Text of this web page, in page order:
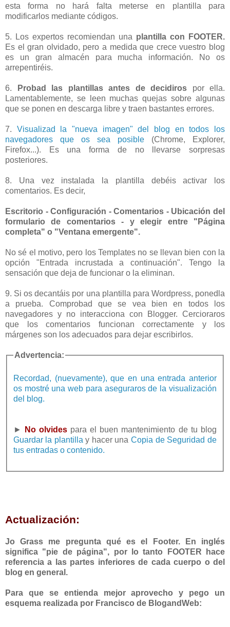
esta forma no hará falta meterse en plantilla para
modificarlos mediante códigos.
5. Los expertos recomiendan una plantilla con FOOTER.
Es el gran olvidado, pero a medida que crece vuestro blog
es un gran almacén para mucha información. No os
arrepentiréis.
6. Probad las plantillas antes de decidiros por ella.
Lamentablemente, se leen muchas quejas sobre algunas
que se ponen en descarga libre y traen bastantes errores.
7. Visualizad la "nueva imagen" del blog en todos los
navegadores que os sea posible (Chrome, Explorer,
Firefox...). Es una forma de no llevarse sorpresas
posteriores.
8. Una vez instalada la plantilla debéis activar los
comentarios. Es decir,
Escritorio - Configuración - Comentarios - Ubicación del
formulario de comentarios - y elegir entre "Página
completa" o "Ventana emergente".
No sé el motivo, pero los Templates no se llevan bien con la
opción "Entrada incrustada a continuación". Tengo la
sensación que deja de funcionar o la eliminan.
9. Si os decantáis por una plantilla para Wordpress, ponedla
a prueba. Comprobad que se vea bien en todos los
navegadores y no interacciona con Blogger. Cercioraros
que los comentarios funcionan correctamente y los
márgenes son los adecuados para dejar escribirlos.
Advertencia:
Recordad, (nuevamente), que en una entrada anterior
os mostré una web para aseguraros de la visualización
del blog.
► No olvidespara el buen mantenimiento de tu blog
Guardar la plantilla y hacer una Copia de Seguridad de
tus entradas o contenido.
Actualización:
Jo Grass me pregunta qué es el Footer. En inglés
significa "pie de página", por lo tanto FOOTER hace
referencia a las partes inferiores de cada cuerpo o del
blog en general.
Para que se entienda mejor aprovecho y pego un
esquema realizada por Francisco de BlogandWeb: